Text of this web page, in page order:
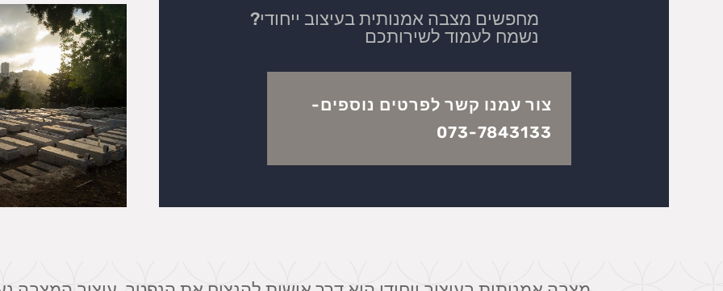
מחפשים מצבה אמנותית בעיצוב ייחודי?
נשמח לעמוד לשירותכם
צור עמנו קשר לפרטים נוספים-
073-7843133